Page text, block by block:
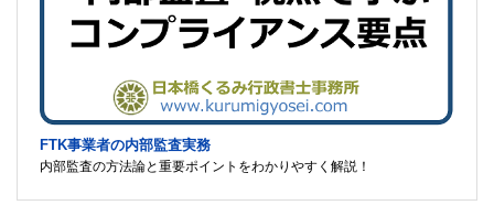
FTK事業者の内部監査実務
内部監査の方法論と重要ポイントをわかりやすく解説！